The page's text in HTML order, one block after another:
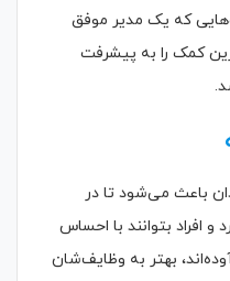
که یک مدیر موفق
کمک را به پیشرفت
باعث می‌شود تا در
افراد بتوانند با احساس
بهتر به وظایف‌شان